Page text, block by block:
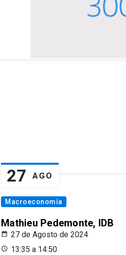
27 AGO
Macroeconomía
Mathieu Pedemonte, IDB
27 de Agosto de 2024
13:35 a 14:50